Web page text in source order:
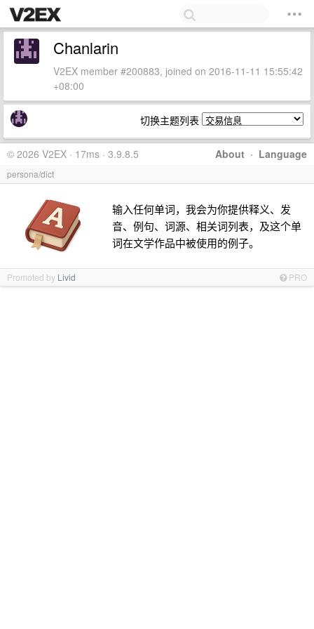
Chanlarin
V2EX member #200883, joined on 2016-11-11 15:55:42
+08:00
切换主题列表
About · Language
© 2026 V2EX · 17ms · 3.9.8.5
persona/dict
输入任何单词，我会为你提供释义、发
音、例句、词源、相关词列表，及这个单
词在文学作品中被使用的例子。
Promoted by Livid PRO